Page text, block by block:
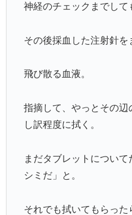
神経のチェックまでして
その後採血した注射針を
飛び散る血液。
指摘して、やっとその辺
し訳程度に拭く。
まだタブレットについ
シミだ」と。
それでも拭いてもらった